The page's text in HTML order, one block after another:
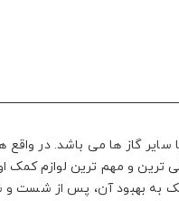
با سایر گاز ها می باشد. در
ترین و مهم ترین لوازم کمک
به بهبود آن، پس از شست و